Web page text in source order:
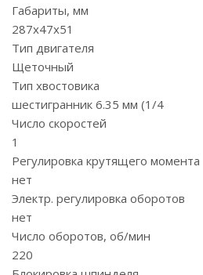
Габариты, мм
287х47х51
Тип двигателя
Щеточный
Тип хвостовика
шестигранник 6.35 мм (1/4
Число скоростей
1
Регулировка крутящего момента
нет
Электр. регулировка оборотов
нет
Число оборотов, об/мин
220